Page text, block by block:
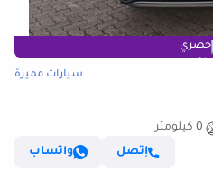
حصري
سيارات مميزة
0 كيلومتر
إتصل
واتساب